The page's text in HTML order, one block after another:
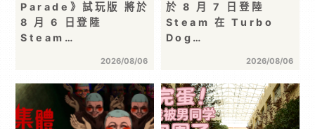
Parade》試玩版 將於
8 月 6 日登陸
Steam…
2026/08/06
於 8 月 7 日登陸
Steam 在 Turbo
Dog…
2026/08/06